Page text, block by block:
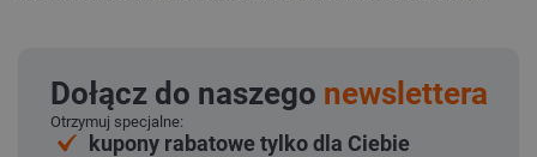
Dołącz do naszego newslettera
Otrzymuj specjalne:
kupony rabatowe tylko dla Ciebie